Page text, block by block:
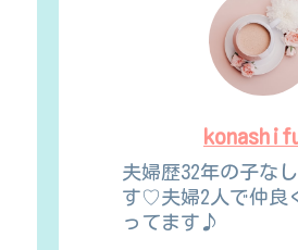
夫婦歴32年の子な
す♡夫婦2人で仲良
ってます♪